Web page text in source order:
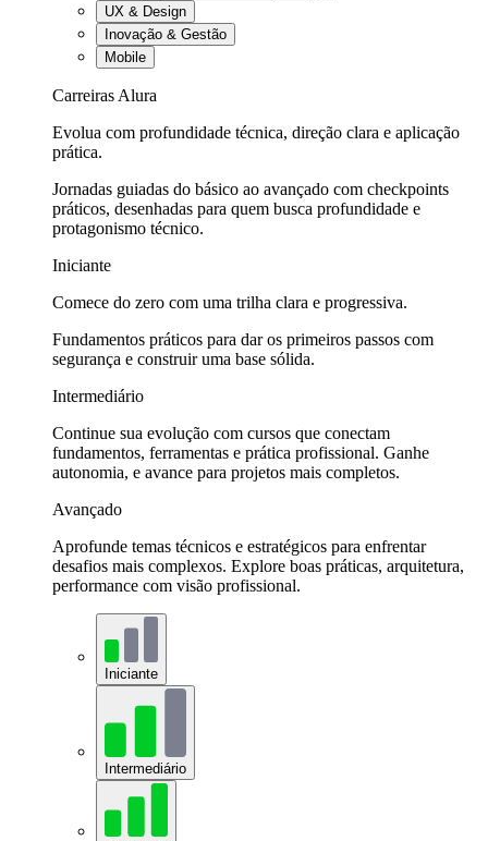
UX & Design
Inovação & Gestão
Mobile
Carreiras Alura
Evolua com profundidade técnica, direção clara e aplicação
prática.
Jornadas guiadas do básico ao avançado com checkpoints
práticos, desenhadas para quem busca profundidade e
protagonismo técnico.
Iniciante
Comece do zero com uma trilha clara e progressiva.
Fundamentos práticos para dar os primeiros passos com
segurança e construir uma base sólida.
Intermediário
Continue sua evolução com cursos que conectam
fundamentos, ferramentas e prática profissional. Ganhe
autonomia, e avance para projetos mais completos.
Avançado
Aprofunde temas técnicos e estratégicos para enfrentar
desafios mais complexos. Explore boas práticas, arquitetura,
performance com visão profissional.
Iniciante
Intermediário